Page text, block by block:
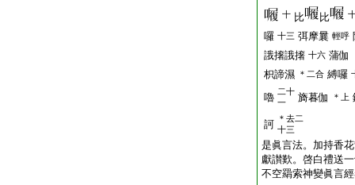
十 比 比
囉 十三 弭摩曩 輕呼
誐撦誐撦 十六 蒲伽
枳諦濕 ＊二合 縛囉
嚕 二十
一
旖暮伽 ＊上
訶 ＊去二
十三
是眞言法。加持香
獻讃歎。啓白禮送
不空羂索神變眞言